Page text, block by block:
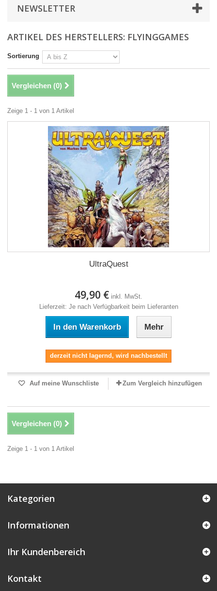
NEWSLETTER
ARTIKEL DES HERSTELLERS: FLYINGGAMES
Sortierung
Vergleichen (0)
Zeige 1 - 1 von 1 Artikel
UltraQuest
49,90 € inkl. MwSt.
Lieferzeit: Je nach Verfügbarkeit beim Lieferanten
In den Warenkorb Mehr
derzeit nicht lagernd, wird nachbestellt
Auf meine Wunschliste Zum Vergleich hinzufügen
Vergleichen (0)
Zeige 1 - 1 von 1 Artikel
Kategorien
Informationen
Ihr Kundenbereich
Kontakt